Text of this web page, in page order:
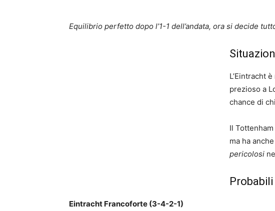
Equilibrio perfetto dopo l’1-1 dell’andata, ora si decide
L’Eintracht
prezioso a
chance di
Il
ma ha
pericolosi
Eintracht Francoforte (3-4-2-1)